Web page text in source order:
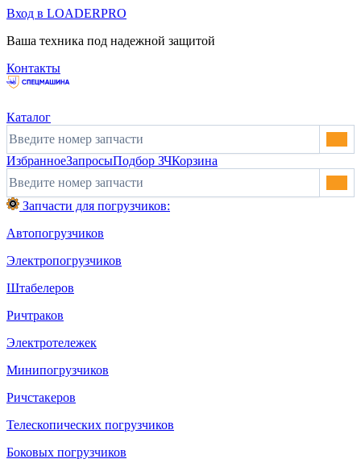
Вход в LOADERPRO
Ваша техника под надежной защитой
Контакты
Каталог
ИзбранноеЗапросыПодбор ЗЧКорзина
Запчасти для погрузчиков:
Автопогрузчиков
Электропогрузчиков
Штабелеров
Ричтраков
Электротележек
Минипогрузчиков
Ричстакеров
Телескопических погрузчиков
Боковых погрузчиков